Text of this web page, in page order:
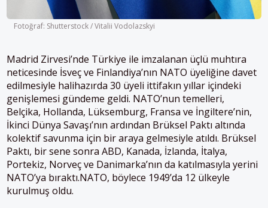
Fotoğraf: Shutterstock / Vitalii Vodolazskyi
Madrid Zirvesi’nde Türkiye ile imzalanan üçlü muhtıra
neticesinde İsveç ve Finlandiya’nın NATO üyeliğine davet
edilmesiyle halihazırda 30 üyeli ittifakın yıllar içindeki
genişlemesi gündeme geldi. NATO’nun temelleri,
Belçika, Hollanda, Lüksemburg, Fransa ve İngiltere’nin,
İkinci Dünya Savaşı’nın ardından Brüksel Paktı altında
kolektif savunma için bir araya gelmesiyle atıldı. Brüksel
Paktı, bir sene sonra ABD, Kanada, İzlanda, İtalya,
Portekiz, Norveç ve Danimarka’nın da katılmasıyla yerini
NATO’ya bıraktı.NATO, böylece 1949’da 12 ülkeyle
kurulmuş oldu.